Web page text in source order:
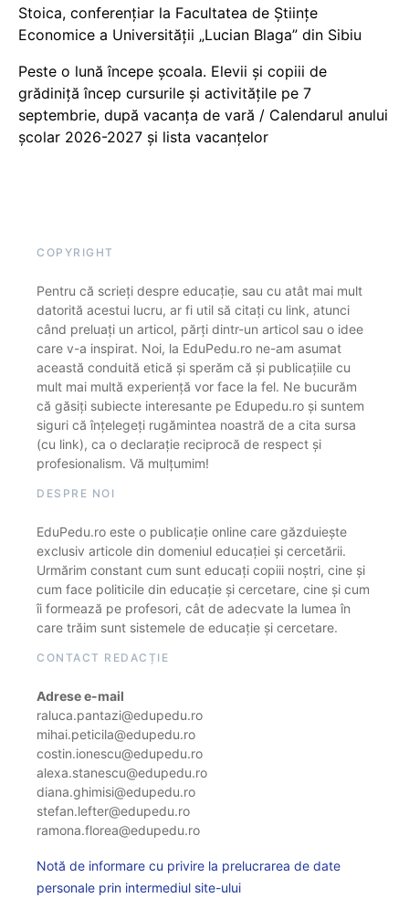
Stoica, conferențiar la Facultatea de Științe
Economice a Universității „Lucian Blaga” din Sibiu
Peste o lună începe școala. Elevii și copiii de
grădiniță încep cursurile și activitățile pe 7
septembrie, după vacanța de vară / Calendarul anului
școlar 2026-2027 și lista vacanțelor
COPYRIGHT
Pentru că scrieți despre educație, sau cu atât mai mult
datorită acestui lucru, ar fi util să citați cu link, atunci
când preluați un articol, părți dintr-un articol sau o idee
care v-a inspirat. Noi, la EduPedu.ro ne-am asumat
această conduită etică și sperăm că și publicațiile cu
mult mai multă experiență vor face la fel. Ne bucurăm
că găsiți subiecte interesante pe Edupedu.ro și suntem
siguri că înțelegeți rugămintea noastră de a cita sursa
(cu link), ca o declarație reciprocă de respect și
profesionalism. Vă mulțumim!
DESPRE NOI
EduPedu.ro este o publicație online care găzduiește
exclusiv articole din domeniul educației și cercetării.
Urmărim constant cum sunt educați copiii noștri, cine și
cum face politicile din educație și cercetare, cine și cum
îi formează pe profesori, cât de adecvate la lumea în
care trăim sunt sistemele de educație și cercetare.
CONTACT REDACȚIE
Adrese e-mail
raluca.pantazi@edupedu.ro
mihai.peticila@edupedu.ro
costin.ionescu@edupedu.ro
alexa.stanescu@edupedu.ro
diana.ghimisi@edupedu.ro
stefan.lefter@edupedu.ro
ramona.florea@edupedu.ro
Notă de informare cu privire la prelucrarea de date
personale prin intermediul site-ului